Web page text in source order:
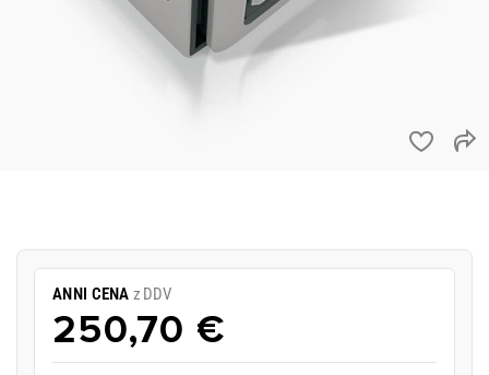
ANNI CENA z DDV
250,70 €